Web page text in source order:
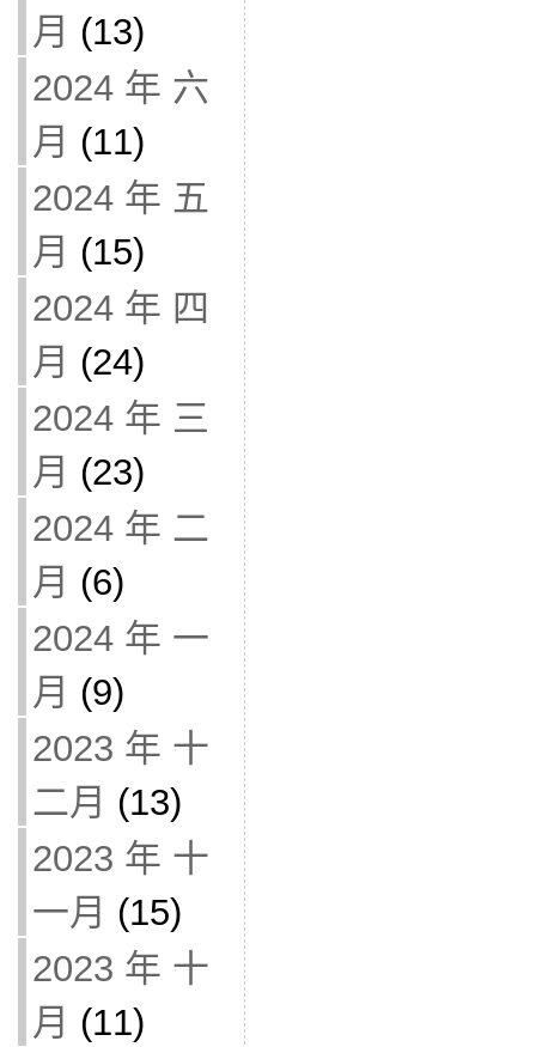
月 (13)
2024 年 六
月 (11)
2024 年 五
月 (15)
2024 年 四
月 (24)
2024 年 三
月 (23)
2024 年 二
月 (6)
2024 年 一
月 (9)
2023 年 十
二月 (13)
2023 年 十
一月 (15)
2023 年 十
月 (11)